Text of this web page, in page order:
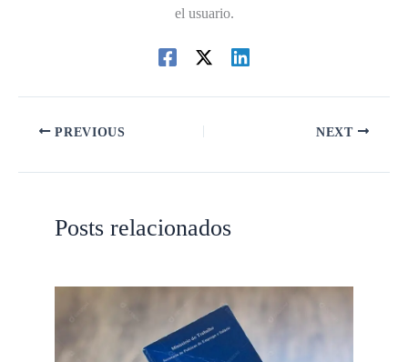
el usuario.
PREVIOUS NEXT
Posts relacionados